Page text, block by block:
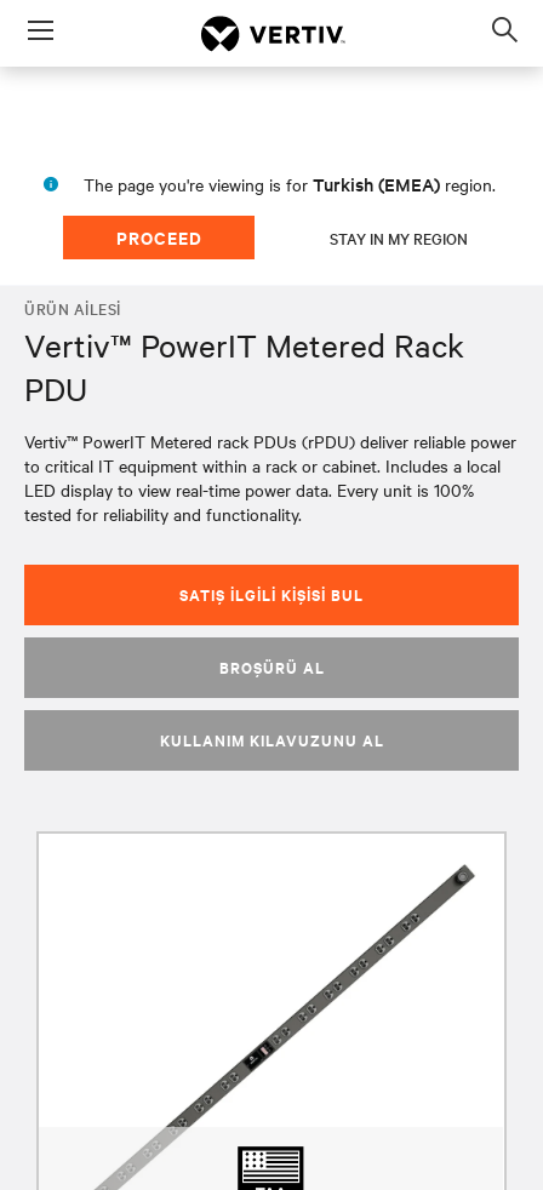
Menu
The page you're viewing is for Turkish (EMEA) region.
PROCEED STAY IN MY REGION
ÜRÜN AILESI
Vertiv™ PowerIT Metered Rack
PDU
Vertiv™ PowerIT Metered rack PDUs (rPDU) deliver reliable power
to critical IT equipment within a rack or cabinet. Includes a local
LED display to view real-time power data. Every unit is 100%
tested for reliability and functionality.
SATIŞ İLGILI KIŞISI BUL
BROŞÜRÜ AL
KULLANIM KILAVUZUNU AL